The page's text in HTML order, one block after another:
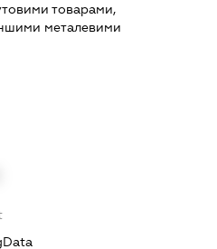
товарами,
металевими